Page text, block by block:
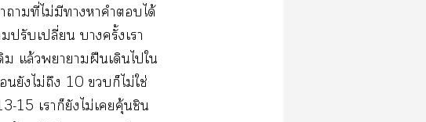
ไม่​​​​​​ได้​
ป​ปี่​​ั้​​
ล้​​ฝื​​​​
ไม่​​10​​​ไม่​ใช่​
ไม่​​ุ้​​